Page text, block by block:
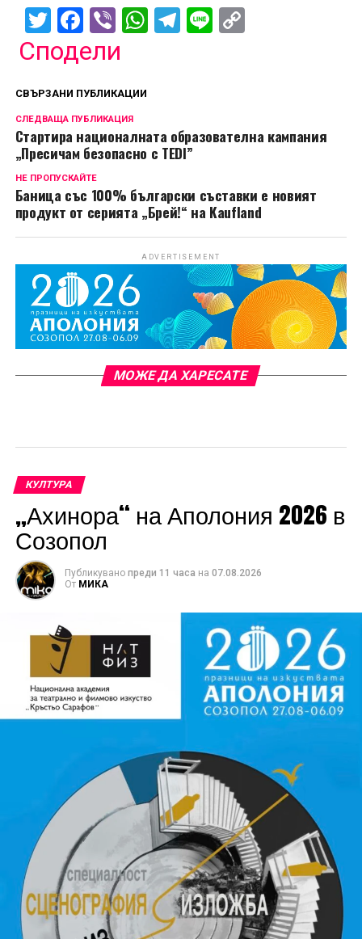
Twitter
Facebook
ViberWhatsApp
Telegram
LineCopy
Сподели
СВЪРЗАНИ ПУБЛИКАЦИИ
СЛЕДВАЩА ПУБЛИКАЦИЯ
Стартира националната образователна кампания
„Пресичам безопасно с TEDI”
НЕ ПРОПУСКАЙТЕ
Баница със 100% български съставки е новият
продукт от серията „Брей!“ на Kaufland
ADVERTISEMENT
МОЖЕ ДА ХАРЕСАТЕ
КУЛТУРА
„Ахинора“ на Аполония 2026 в
Созопол
Публикувано преди 11 часа на 07.08.2026
От МИКА